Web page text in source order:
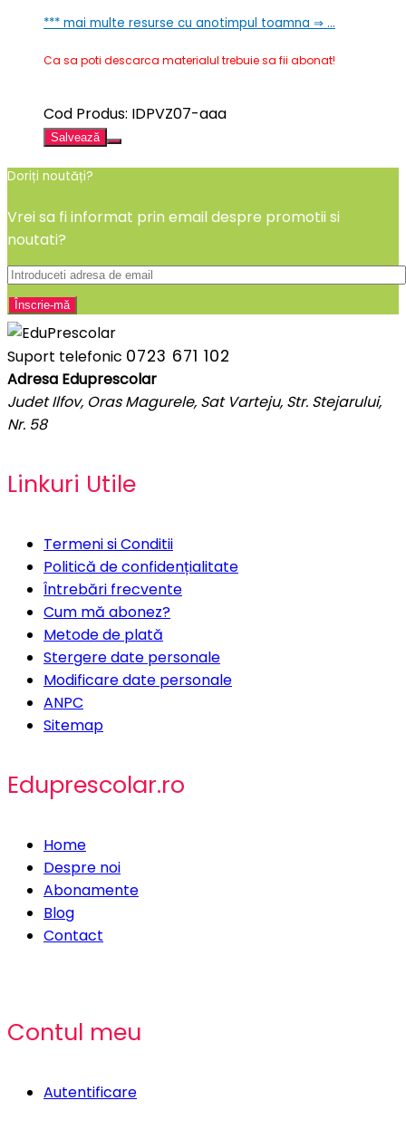
*** mai multe resurse cu anotimpul toamna ⇒ …
Ca sa poti descarca materialul trebuie sa fii abonat!
Cod Produs: IDPVZ07-aaa
Salvează
Doriți noutăți?
Vrei sa fi informat prin email despre promotii si
noutati?
Suport telefonic 0723 671 102
Adresa Eduprescolar
Judet Ilfov, Oras Magurele, Sat Varteju, Str. Stejarului,
Nr. 58
Linkuri Utile
Termeni si Conditii
Politică de confidențialitate
Întrebări frecvente
Cum mă abonez?
Metode de plată
Stergere date personale
Modificare date personale
ANPC
Sitemap
Eduprescolar.ro
Home
Despre noi
Abonamente
Blog
Contact
Contul meu
Autentificare